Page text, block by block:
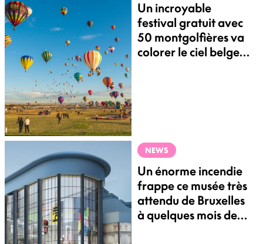
Un incroyable
festival gratuit avec
50 montgolfières va
colorer le ciel belge à
NEWS
Un énorme incendie
frappe ce musée très
attendu de Bruxelles
à quelques mois de